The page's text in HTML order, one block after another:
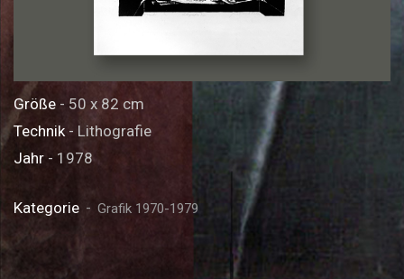
Größe - 50 x 82 cm
Technik- Lithografie
Jahr - 1978
Kategorie Grafik 1970-1979